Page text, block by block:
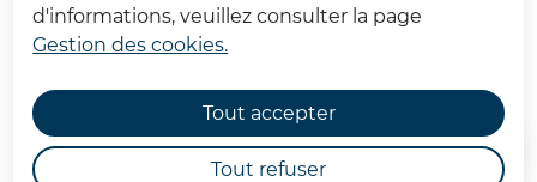
d'informations, veuillez consulter la page
Gestion des cookies.
Tout accepter
Tout refuser
Plan du site